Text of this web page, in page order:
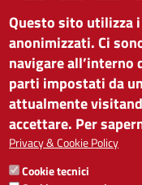
CAMERA DI
via Alto Adige 60
tel. 0471 945
Partita IVA:
ISTITUTO PER LA
SVILUPPO
Questo sito utilizza
anonimizzati. Ci
navigare all’interno
parti impostati da
attualmente
accettare. Per
Privacy & Cookie Policy
Cookie tecnici